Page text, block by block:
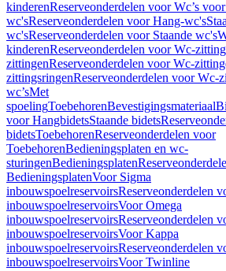
kinderenReserveonderdelen voor Wc’s
wc'sReserveonderdelen voor Hang-wc's
wc'sReserveonderdelen voor Staande wc's
kinderenReserveonderdelen voor Wc-
zittingenReserveonderdelen voor Wc-
zittingsringenReserveonderdelen voor Wc-
wc’sMet
spoelingToebehorenBevestigingsmateriaal
voor HangbidetsStaande bidets
bidetsToebehorenReserveonderdelen voor
ToebehorenBedieningsplaten en wc-
sturingenBedieningsplaten
BedieningsplatenVoor Sigma
inbouwspoelreservoirsReserveonderdelen
inbouwspoelreservoirsVoor Omega
inbouwspoelreservoirsReserveonderdelen
inbouwspoelreservoirsVoor Kappa
inbouwspoelreservoirsReserveonderdelen
inbouwspoelreservoirsVoor Twinline